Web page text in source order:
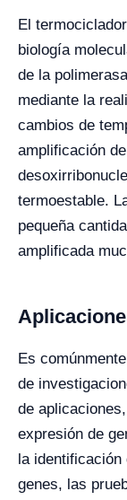
El
biología
de la
mediante la
cambios de
amplificación
termoestable.
pequeña
amplificada
Es
de
de
expresión de
la identificación
genes, las